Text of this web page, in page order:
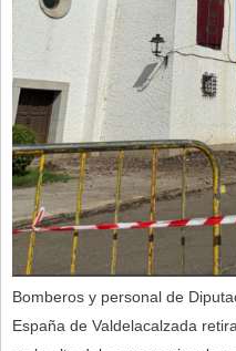
Bomberos y personal de
España de Valdelacalzada